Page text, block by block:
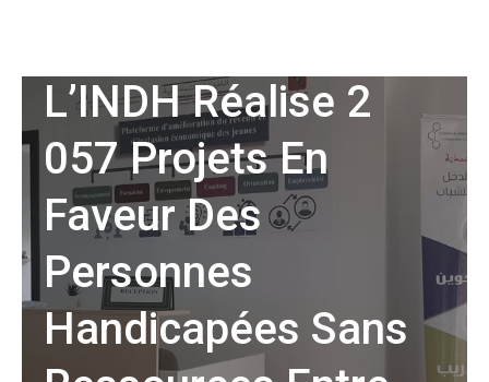
L’INDH Réalise 2
057 Projets En
Faveur Des
Personnes
Handicapées Sans